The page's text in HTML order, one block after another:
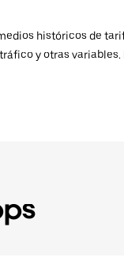
históricos de
y otras